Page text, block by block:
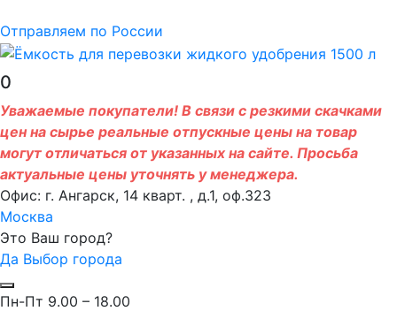
Отправляем по России
0
Уважаемые покупатели! В связи с резкими скачками
цен на сырье реальные отпускные цены на товар
могут отличаться от указанных на сайте. Просьба
актуальные цены уточнять у менеджера.
Офис: г. Ангарск, 14 кварт. , д.1, оф.323
Москва
Это Ваш город?
Да Выбор города
Пн-Пт 9.00 – 18.00